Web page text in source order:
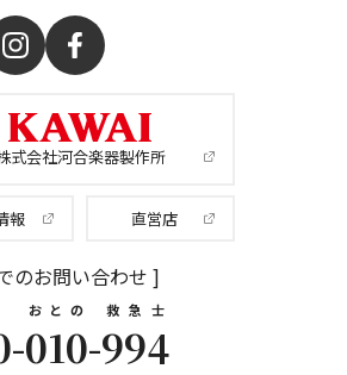
式会社河合楽器製作所
報 直営店
のお問い合わせ ]
010
おとの
-994
救急士